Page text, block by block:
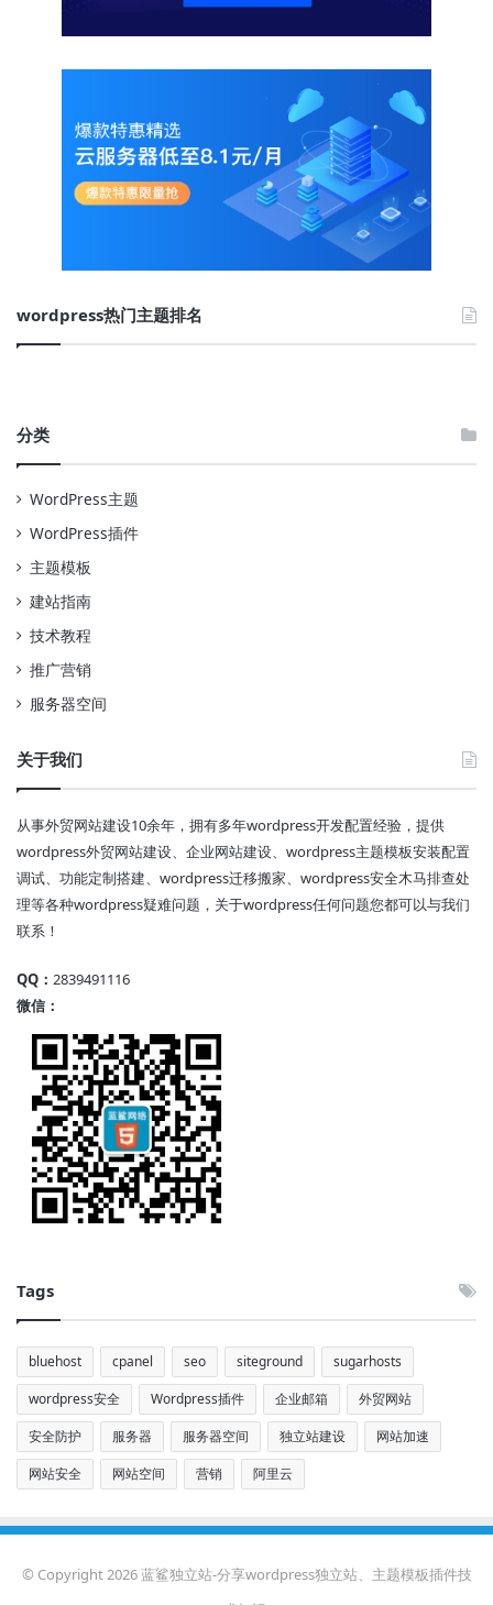
wordpress热门主题排名
分类
WordPress主题
WordPress插件
主题模板
建站指南
技术教程
推广营销
服务器空间
关于我们
从事外贸网站建设10余年，拥有多年wordpress开发配置经验，提供
wordpress外贸网站建设、企业网站建设、wordpress主题模板安装配置
调试、功能定制搭建、wordpress迁移搬家、wordpress安全木马排查处
理等各种wordpress疑难问题，关于wordpress任何问题您都可以与我们
联系！
QQ： 2839491116
微信：
Tags
bluehost cpanel seo siteground
sugarhosts
wordpress安全
Wordpress插件 企业邮箱
外贸网站
安全防护
服务器 服务器空间 独立站建设
网站加速
网站安全
网站空间 营销 阿里云
© Copyright 2026 蓝鲨独立站-分享wordpress独立站、主题模板插件技